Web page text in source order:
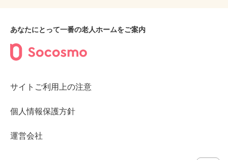
あなたにとって一番の老人ホームをご案内
サイトご利用上の注意
個人情報保護方針
運営会社